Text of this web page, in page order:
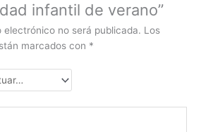
infantil de verano”
no será publicada. Los
marcados con *